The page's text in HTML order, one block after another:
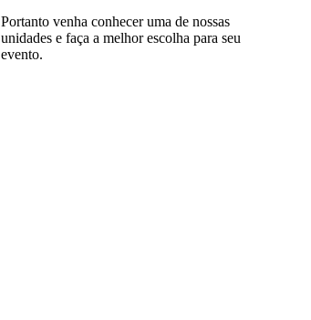
Portanto venha conhecer uma de nossas
unidades e faça a melhor escolha para seu
evento.